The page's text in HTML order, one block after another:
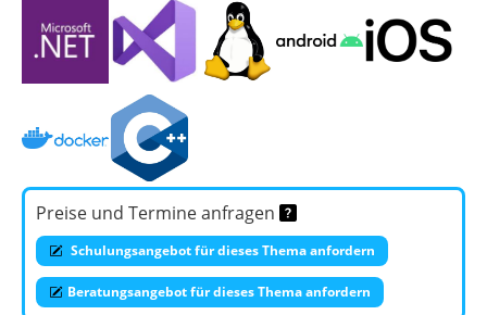
Preise und Termine anfragen
Schulungsangebot für dieses Thema anfordern
Beratungsangebot für dieses Thema anfordern